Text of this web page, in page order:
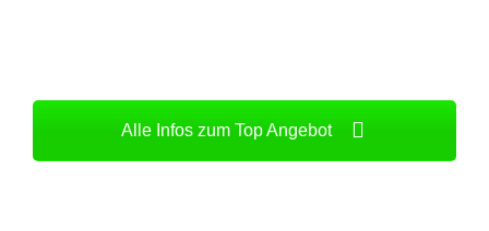
Alle Infos zum Top Angebot